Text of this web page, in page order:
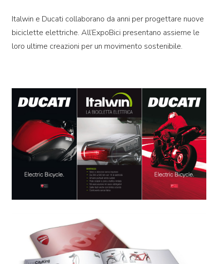
Italwin e Ducati collaborano da anni per progettare nuove
biciclette elettriche. All’ExpoBici presentano assieme le
loro ultime creazioni per un movimento sostenibile.